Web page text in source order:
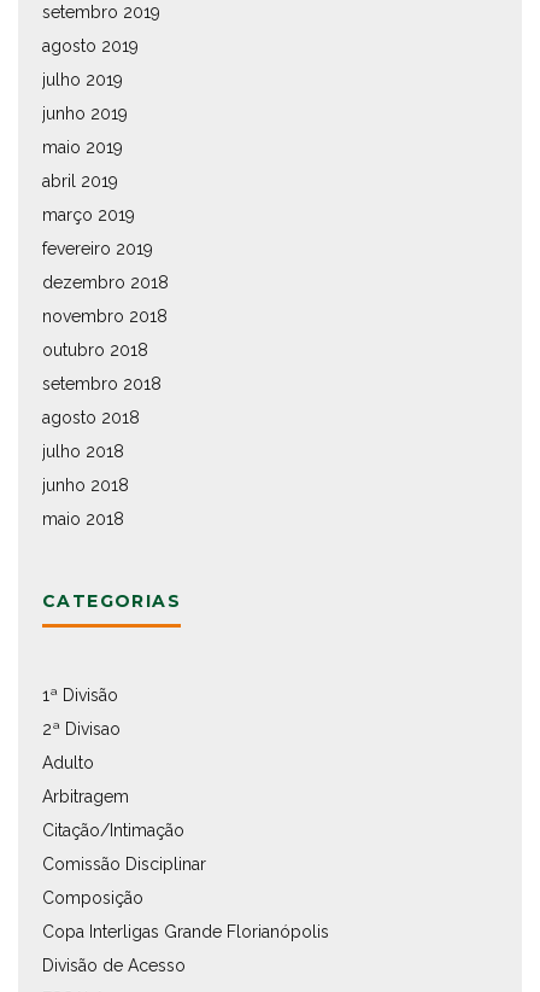
setembro 2019
agosto 2019
julho 2019
junho 2019
maio 2019
abril 2019
março 2019
fevereiro 2019
dezembro 2018
novembro 2018
outubro 2018
setembro 2018
agosto 2018
julho 2018
junho 2018
maio 2018
CATEGORIAS
1ª Divisão
2ª Divisao
Adulto
Arbitragem
Citação/Intimação
Comissão Disciplinar
Composição
Copa Interligas Grande Florianópolis
Divisão de Acesso